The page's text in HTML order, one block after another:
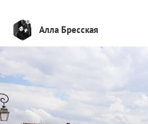
Алла Бресская